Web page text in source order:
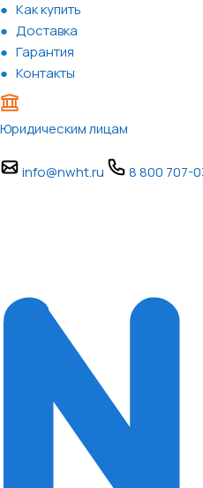
Как купить
Доставка
Гарантия
Контакты
Юридическим лицам
info@nwht.ru 8 800 707-